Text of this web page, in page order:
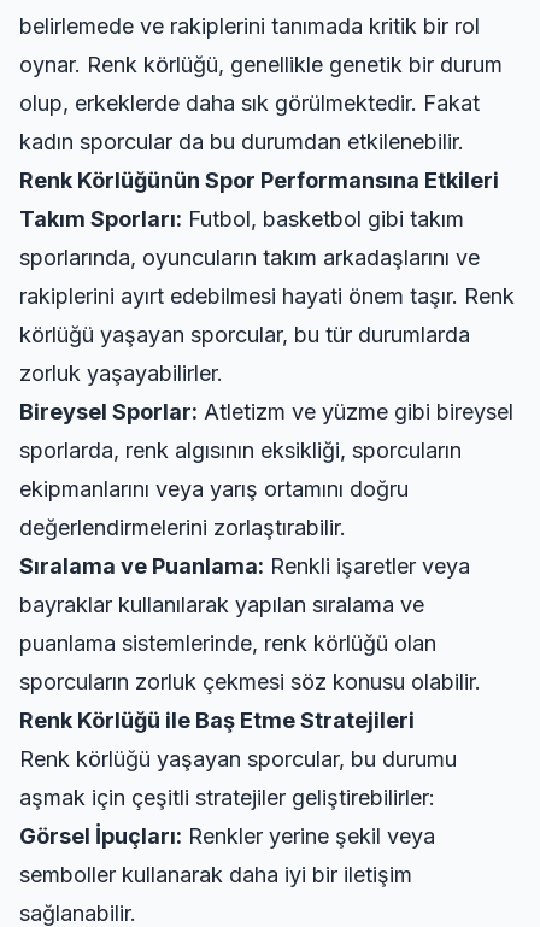
belirlemede ve rakiplerini tanımada kritik bir rol
oynar. Renk körlüğü, genellikle genetik bir durum
olup, erkeklerde daha sık görülmektedir. Fakat
kadın sporcular da bu durumdan etkilenebilir.
Renk Körlüğünün Spor Performansına Etkileri
Takım Sporları: Futbol, basketbol gibi takım
sporlarında, oyuncuların takım arkadaşlarını ve
rakiplerini ayırt edebilmesi hayati önem taşır. Renk
körlüğü yaşayan sporcular, bu tür durumlarda
zorluk yaşayabilirler.
Bireysel Sporlar: Atletizm ve yüzme gibi bireysel
sporlarda, renk algısının eksikliği, sporcuların
ekipmanlarını veya yarış ortamını doğru
değerlendirmelerini zorlaştırabilir.
Sıralama ve Puanlama: Renkli işaretler veya
bayraklar kullanılarak yapılan sıralama ve
puanlama sistemlerinde, renk körlüğü olan
sporcuların zorluk çekmesi söz konusu olabilir.
Renk Körlüğü ile Baş Etme Stratejileri
Renk körlüğü yaşayan sporcular, bu durumu
aşmak için çeşitli stratejiler geliştirebilirler:
Görsel İpuçları: Renkler yerine şekil veya
semboller kullanarak daha iyi bir iletişim
sağlanabilir.